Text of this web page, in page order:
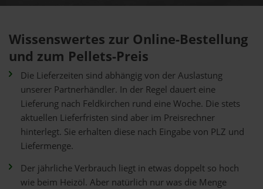
Wissenswertes zur Online-Bestellung
und zum Pellets-Preis
Die Lieferzeiten sind abhängig von der Auslastung
unserer Partnerhändler. In der Regel dauert eine
Lieferung nach Feldkirchen rund eine Woche. Die stets
aktuellen Lieferfristen sind aber im Preisrechner
hinterlegt. Sie erhalten diese nach Eingabe von PLZ und
Liefermenge.
Der jährliche Verbrauch liegt in etwas doppelt so hoch
wie beim Heizöl. Aber natürlich nur was die Menge